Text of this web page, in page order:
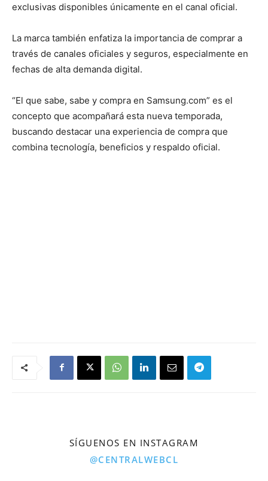
exclusivas disponibles únicamente en el canal oficial.
La marca también enfatiza la importancia de comprar a
través de canales oficiales y seguros, especialmente en
fechas de alta demanda digital.
“El que sabe, sabe y compra en Samsung.com” es el
concepto que acompañará esta nueva temporada,
buscando destacar una experiencia de compra que
combina tecnología, beneficios y respaldo oficial.
SÍGUENOS EN INSTAGRAM
@CENTRALWEBCL